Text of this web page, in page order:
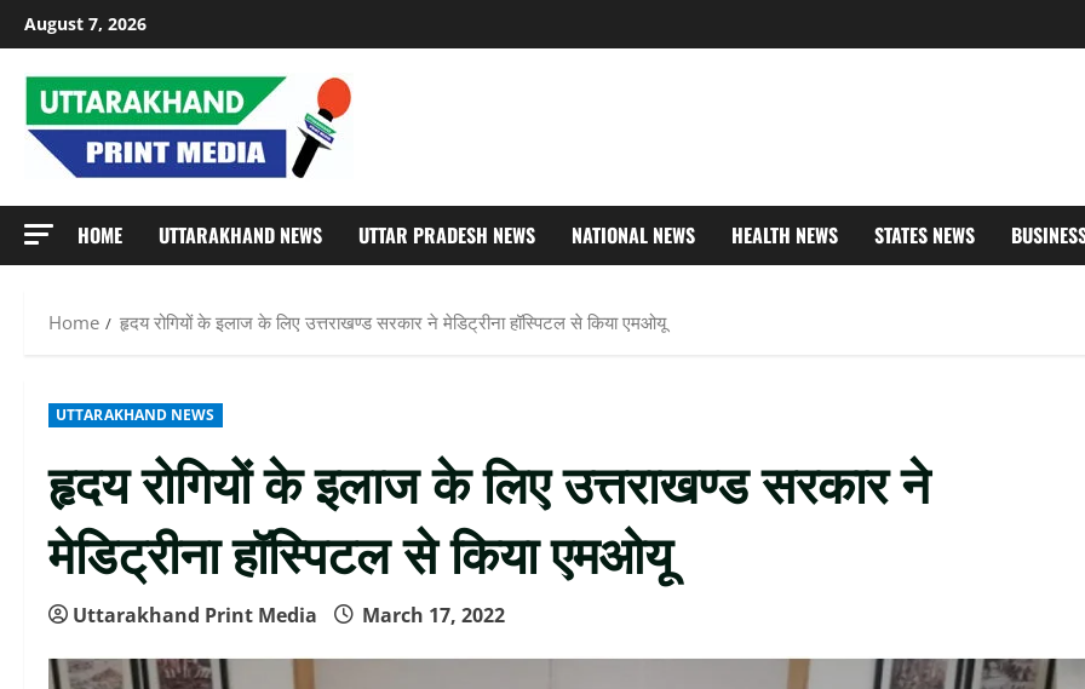
Skip
to
content
August 7, 2026
HOME UTTARAKHAND NEWS UTTAR PRADESH NEWS NATIONAL NEWS HEALTH NEWS STATES NEWS
Home हृदय रोगियों के इलाज के लिए उत्तराखण्ड सरकार ने मेडिट्रीना हॉस्पिटल से किया एमओयू
UTTARAKHAND NEWS
हृदय रोगियों के इलाज के लिए उत्तराखण्ड सरकार ने
मेडिट्रीना हॉस्पिटल से किया एमओयू
Uttarakhand Print Media March 17, 2022